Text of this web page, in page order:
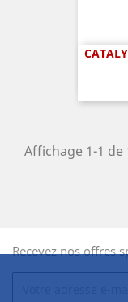
Affichage 1-1 de
Recevez nos offres